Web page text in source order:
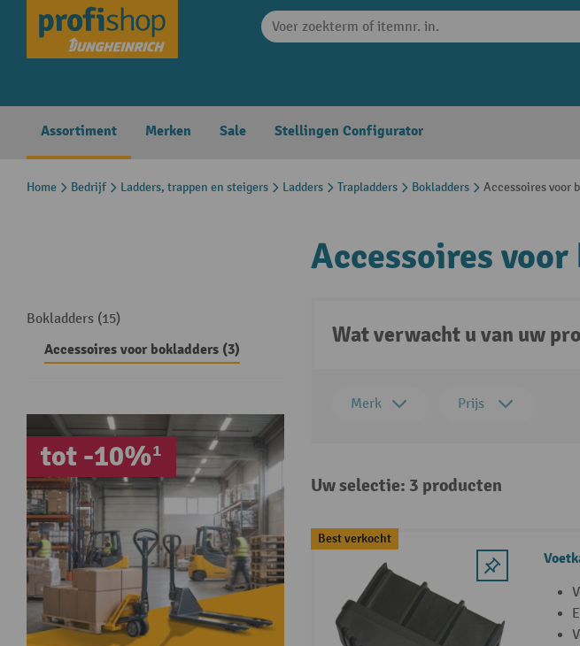
Skip to main navigation
Assortiment Merken Sale Stellingen Configurator
Home Bedrijf Ladders, trappen en steigers Ladders Trapladders Bokladders Accessoires voor
Bokladders (15)
Accessoires voor bokladders (3)
tot -10%¹
Accessoires
Wat verwacht u van uw
Merk Prijs
Uw selectie: 3 producten
Best verkocht